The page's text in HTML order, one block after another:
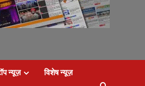
न्यूज़ विशेष न्यूज़